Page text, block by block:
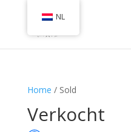
Home / Sold
Verkocht
NL